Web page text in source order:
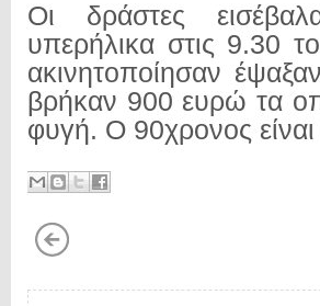
Οι δράστες
υπερήλικα στις 9.30
ακινητοποίησαν
βρήκαν 900 ευρώ τα
φυγή. Ο 90χρονος